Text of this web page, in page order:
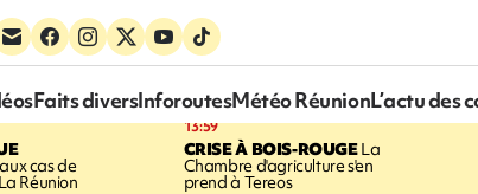
Faits diversInforoutesMétéo RéunionL’actu des
cas de
Réunion
13:59
CRISE À BOIS-ROUGELa
Chambre d'agriculture s'en
prend à Tereos